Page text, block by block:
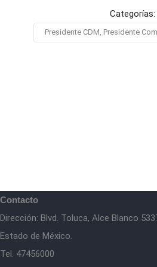
Categorías:
Presidente CDM, Presidente
Contacto
Dirección: Blvd. Toluca, Alce Blanco
Estado de México.
Tel. 47456000